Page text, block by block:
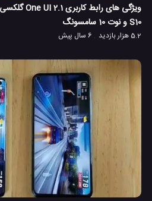
S10 و نوت 10 سامسونگ
5.2 هزار بازدید 6 سال پیش